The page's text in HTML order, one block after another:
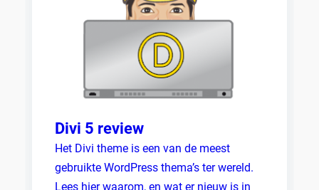
Divi 5 review
Het Divi theme is een van de meest
gebruikte WordPress thema’s ter wereld.
Lees hier waarom, en wat er nieuw is in